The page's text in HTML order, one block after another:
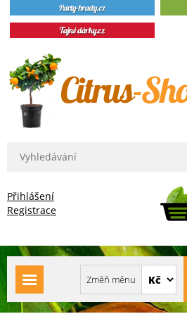
Přihlášení
Registrace